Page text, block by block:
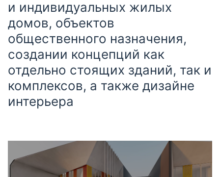
и индивидуальных жилых
домов, объектов
общественного назначения,
создании концепций как
отдельно стоящих зданий, так и
комплексов, а также дизайне
интерьера